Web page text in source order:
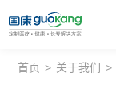
首页
首页 > 关于我们 >